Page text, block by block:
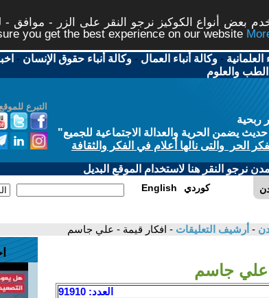
بعض أنواع الكوكيز نرجو النقر على الزر - موافق -
you get the best experience on our website
العلمانية -وكالة أنباء العمال -وكالة أنباء حقوق الإنسان -
الطب والعلوم
التبرع
ربحية
يضمن الحرية والعدالة الاجتماعية للجميع"
الحر والتى نالها أعلام في الفكر والثقافة
نرجو النقر هنا لاستخدام الموقع البديل
English كوردي
- أرشيف التعليقات - افكار قيمة - علي جاسم
علي جاسم
العدد: 91910